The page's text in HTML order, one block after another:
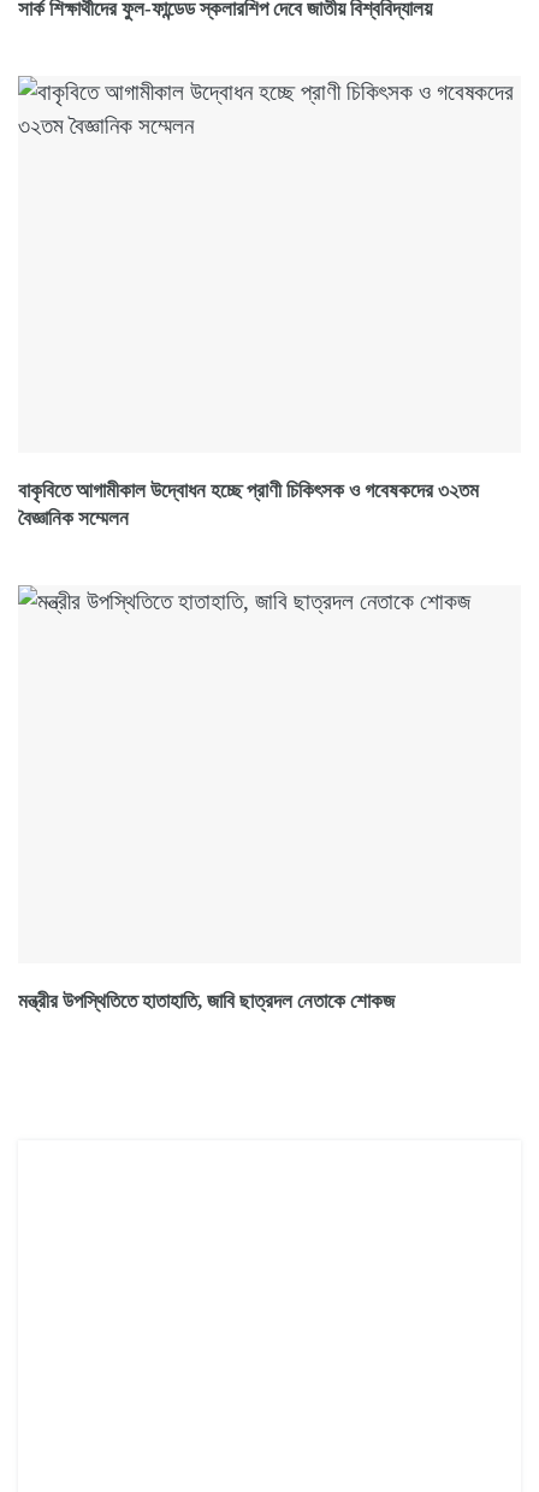
সার্ক শিক্ষার্থীদের ফুল-ফান্ডেড স্কলারশিপ দেবে জাতীয় বিশ্ববিদ্যালয়
বাকৃবিতে আগামীকাল উদ্বোধন হচ্ছে প্রাণী চিকিৎসক ও গবেষকদের ৩২তম
বৈজ্ঞানিক সম্মেলন
মন্ত্রীর উপস্থিতিতে হাতাহাতি, জাবি ছাত্রদল নেতাকে শোকজ